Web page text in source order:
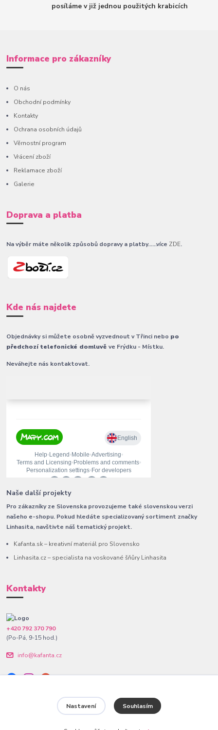
posíláme v již jednou použitých krabicích
Informace pro zákazníky
O nás
Obchodní podmínky
Kontakty
Ochrana osobních údajů
Věrnostní program
Vrácení zboží
Reklamace zboží
Galerie
Doprava a platba
Na výběr máte několik způsobů dopravy a platby......více ZDE.
Kde nás najdete
Objednávky si můžete osobně vyzvednout v Třinci nebo po
předchozí telefonické domluvěve Frýdku - Místku.
Neváhejte nás kontaktovat.
Naše další projekty
Pro zákazníky ze Slovenska provozujeme také slovenskou verzi
našeho e-shopu. Pokud hledáte specializovaný sortiment značky
Linhasita, navštivte náš tematický projekt.
Kafanta.sk – kreativní materiál pro Slovensko
Linhasita.cz – specialista na voskované šňůry Linhasita
Kontakty
+420 792 370 790
(Po-Pá, 9-15 hod.)
info@kafanta.cz
Nastavení Souhlasím